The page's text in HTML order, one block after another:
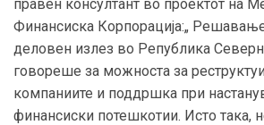
правен консултант во проектот на
Финансиска Корпорација:„
деловен излез во Република
говореше за можноста за
компаниите и поддршка при
финансиски потешкотии. Исто така,